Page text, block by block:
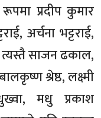
रूपमा प्रदीप कुमार
अर्चना भट्टराई,
त्यस्तै साजन ढकाल,
श्रेष्ठ, लक्ष्मी
मधु प्रकाश